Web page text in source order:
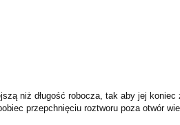
niż długość robocza, tak aby jej koniec
przepchnięciu roztworu poza otwór